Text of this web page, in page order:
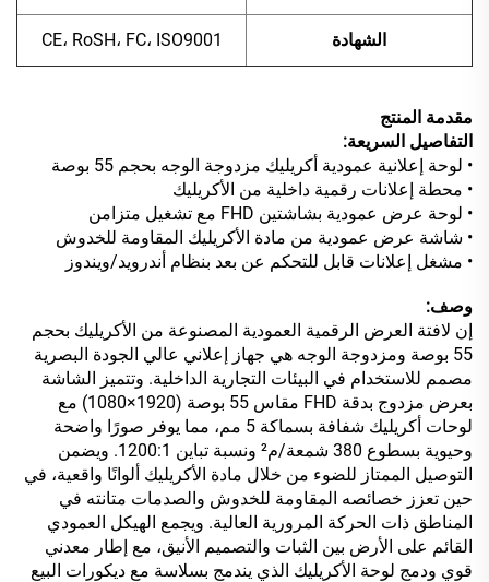
الشهادة CE، RoSH، FC، ISO9001
مقدمة المنتج
التفاصيل السريعة:
• لوحة إعلانية عمودية أكريليك مزدوجة الوجه بحجم 55 بوصة
• محطة إعلانات رقمية داخلية من الأكريليك
• لوحة عرض عمودية بشاشتين FHD مع تشغيل متزامن
• شاشة عرض عمودية من مادة الأكريليك المقاومة للخدوش
• مشغل إعلانات قابل للتحكم عن بعد بنظام أندرويد/ويندوز
وصف:
إن لافتة العرض الرقمية العمودية المصنوعة من الأكريليك بحجم
55 بوصة ومزدوجة الوجه هي جهاز إعلاني عالي الجودة البصرية
مصمم للاستخدام في البيئات التجارية الداخلية. وتتميز الشاشة
بعرض مزدوج بدقة FHD مقاس 55 بوصة (1920×1080) مع
لوحات أكريليك شفافة بسماكة 5 مم، مما يوفر صورًا واضحة
وحيوية بسطوع 380 شمعة/م² ونسبة تباين 1200:1. ويضمن
التوصيل الممتاز للضوء من خلال مادة الأكريليك ألوانًا واقعية، في
حين تعزز خصائصه المقاومة للخدوش والصدمات متانته في
المناطق ذات الحركة المرورية العالية. ويجمع الهيكل العمودي
القائم على الأرض بين الثبات والتصميم الأنيق، مع إطار معدني
قوي ودمج لوحة الأكريليك الذي يندمج بسلاسة مع ديكورات البيع